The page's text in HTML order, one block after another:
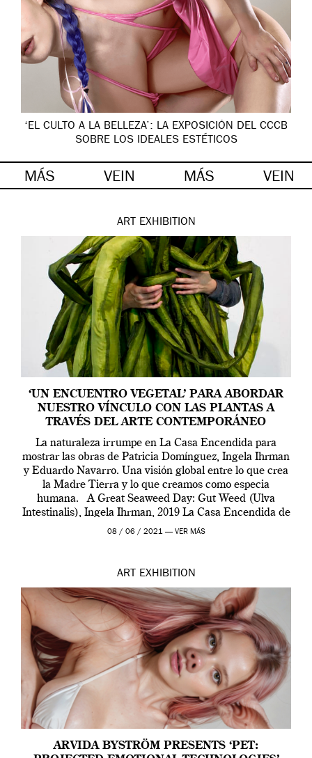
‘EL CULTO A LA BELLEZA’: LA EXPOSICIÓN DEL CCCB
SOBRE LOS IDEALES ESTÉTICOS
MÁS VEIN MÁS VEIN
ART EXHIBITION
‘UN ENCUENTRO VEGETAL’ PARA ABORDAR
NUESTRO VÍNCULO CON LAS PLANTAS A
TRAVÉS DEL ARTE CONTEMPORÁNEO
La naturaleza irrumpe en La Casa Encendida para
mostrar las obras de Patricia Domínguez, Ingela Ihrman
y Eduardo Navarro. Una visión global entre lo que crea
la Madre Tierra y lo que creamos como especia
humana. A Great Seaweed Day: Gut Weed (Ulva
Intestinalis), Ingela Ihrman, 2019 La Casa Encendida de
Madrid y la Wellcome […]
08 / 06 / 2021 — VER MÁS
ART EXHIBITION
ARVIDA BYSTRÖM PRESENTS ‘PET: